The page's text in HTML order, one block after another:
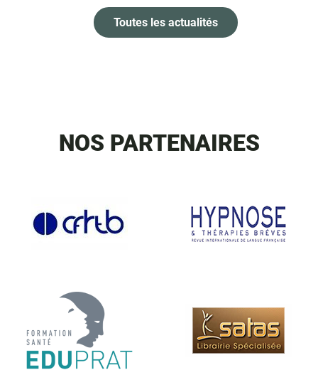
Toutes les actualités
NOS PARTENAIRES